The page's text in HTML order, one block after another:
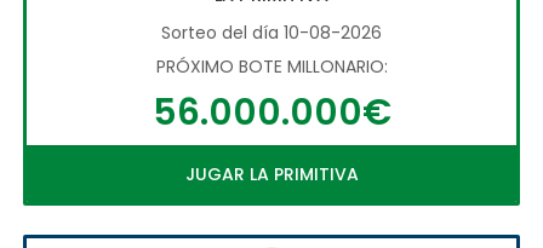
Sorteo del día 10-08-2026
PRÓXIMO BOTE MILLONARIO:
56.000.000€
JUGAR LA PRIMITIVA